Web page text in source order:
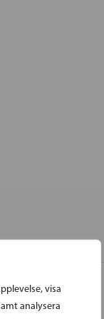
visa
analysera